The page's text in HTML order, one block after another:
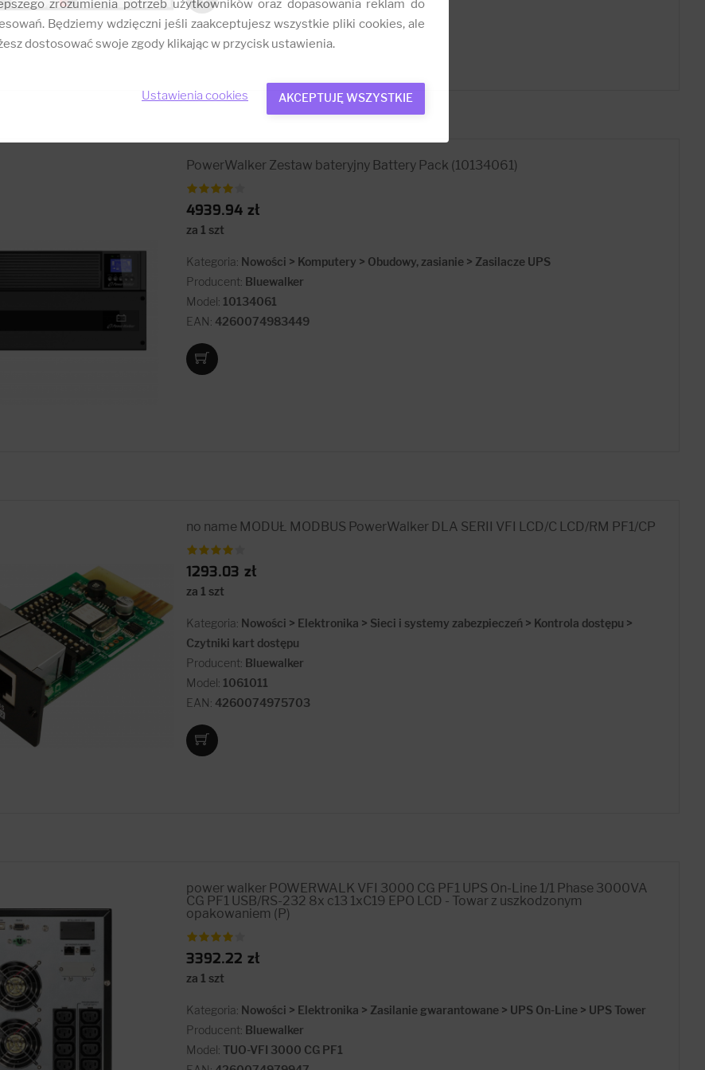
PowerWalker Zestaw bateryjny Battery Pack (10134061)
4939.94 zł
za 1 szt
Kategoria: Nowości > Komputery > Obudowy, zasianie > Zasilacze UPS
Producent: Bluewalker
Model: 10134061
EAN: 4260074983449
no name MODUŁ MODBUS PowerWalker DLA SERII VFI LCD/C LCD/RM PF1/CP
1293.03 zł
za 1 szt
Kategoria: Nowości > Elektronika > Sieci i systemy zabezpieczeń > Kontrola dostępu >
Czytniki kart dostępu
Producent: Bluewalker
Model: 1061011
EAN: 4260074975703
power walker POWERWALK VFI 3000 CG PF1 UPS On-Line 1/1 Phase 3000VA
CG PF1 USB/RS-232 8x c13 1xC19 EPO LCD - Towar z uszkodzonym
opakowaniem (P)
3392.22 zł
za 1 szt
Kategoria: Nowości > Elektronika > Zasilanie gwarantowane > UPS On-Line > UPS Tower
Producent: Bluewalker
Model: TUO-VFI 3000 CG PF1
zrozumienia potrzeb użytkowników oraz dopasowania reklam do
Będziemy wdzięczni jeśli zaakceptujesz wszystkie pliki cookies, ale
dostosować swoje zgody klikając w przycisk ustawienia.
Ustawienia cookies AKCEPTUJĘ WSZYSTKIE